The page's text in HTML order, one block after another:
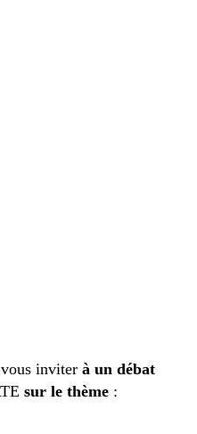
inviter à un débat
sur le thème :